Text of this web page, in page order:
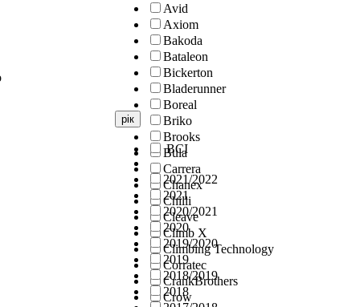
Avid
Axiom
Bakoda
Bataleon
Bickerton
Bladerunner
Boreal
Briko
Brooks
Bula
Carrera
Chanex
Chilli
Cleave
Climb X
Climbing Technology
Corratec
CrankBrothers
Crow
рік
ВСІ
2021/2022
2021
2020/2021
2020
2019/2020
2019
2018/2019
2018